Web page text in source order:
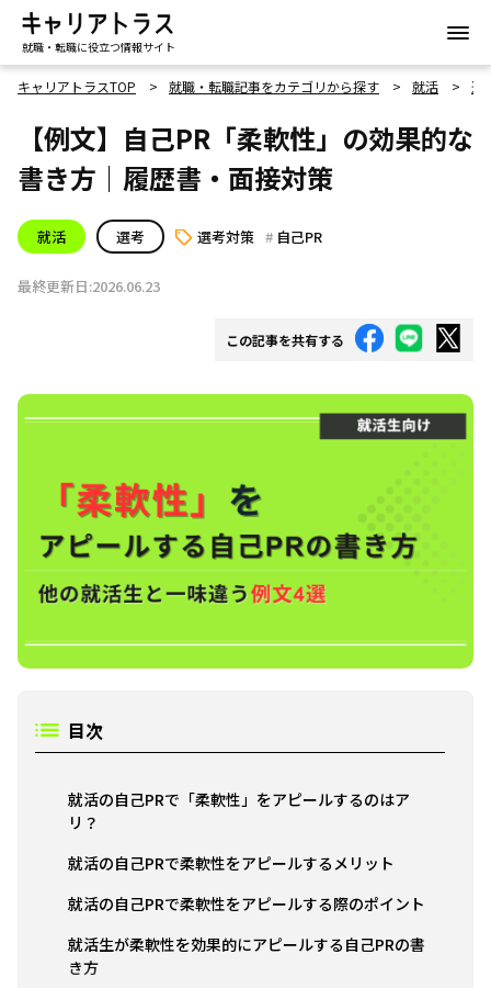
就職・転職に役立つ情報サイト
キャリアトラスTOP 就職・転職記事をカテゴリから探す 就活 選
【例文】自己PR「柔軟性」の効果的な
書き方｜履歴書・面接対策
就活 選考 選考対策 自己PR
最終更新日:2026.06.23
この記事を共有する
目次
就活の自己PRで「柔軟性」をアピールするのはア
リ？
就活の自己PRで柔軟性をアピールするメリット
就活の自己PRで柔軟性をアピールする際のポイント
就活生が柔軟性を効果的にアピールする自己PRの書
き方